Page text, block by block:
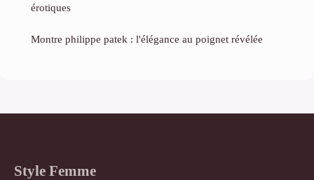
érotiques
Montre philippe patek : l'élégance au poignet révélée
Style Femme